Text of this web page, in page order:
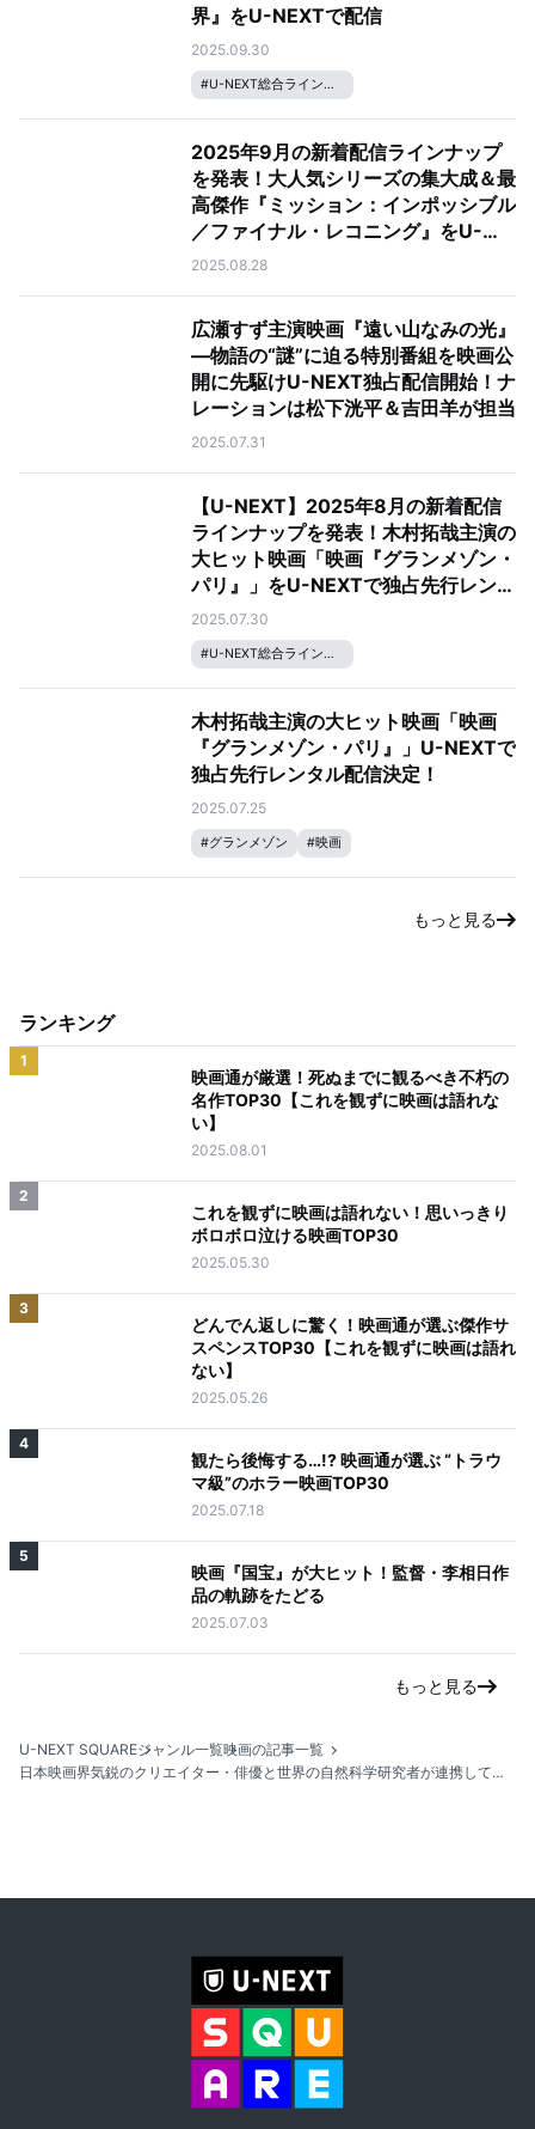
界』をU-NEXTで配信
2025.09.30
#U-NEXT総合ラインナップ
2025年9月の新着配信ラインナップ
を発表！大人気シリーズの集大成＆最
高傑作『ミッション：インポッシブル
／ファイナル・レコニング』をU-
NEXTで配信
2025.08.28
広瀬すず主演映画『遠い山なみの光』
―物語の“謎”に迫る特別番組を映画公
開に先駆けU-NEXT独占配信開始！ナ
レーションは松下洸平＆吉田羊が担当
2025.07.31
【U-NEXT】2025年8月の新着配信
ラインナップを発表！木村拓哉主演の
大ヒット映画「映画『グランメゾン・
パリ』」をU-NEXTで独占先行レンタ
ル配信
2025.07.30
#U-NEXT総合ラインナップ
木村拓哉主演の大ヒット映画「映画
『グランメゾン・パリ』」U-NEXTで
独占先行レンタル配信決定！
2025.07.25
#グランメゾン #映画
もっと見る
ランキング
1
映画通が厳選！死ぬまでに観るべき不朽の
名作TOP30【これを観ずに映画は語れな
い】
2025.08.01
2
これを観ずに映画は語れない！思いっきり
ボロボロ泣ける映画TOP30
2025.05.30
3
どんでん返しに驚く！映画通が選ぶ傑作サ
スペンスTOP30【これを観ずに映画は語れ
ない】
2025.05.26
4
観たら後悔する…!? 映画通が選ぶ “トラウ
マ級”のホラー映画TOP30
2025.07.18
5
映画『国宝』が大ヒット！監督・李相日作
品の軌跡をたどる
2025.07.03
もっと見る
U-NEXT SQUAREジャンル一覧映画の記事一覧
日本映画界気鋭のクリエイター・俳優と世界の自然科学研究者が連携して「映画」で環境問題を伝えていくプロジェクト「YOIHI PROJECT」にU-NEXTが参画。4月12日よりアニメ『うんたろう たびものがたり』などを独占配信予定